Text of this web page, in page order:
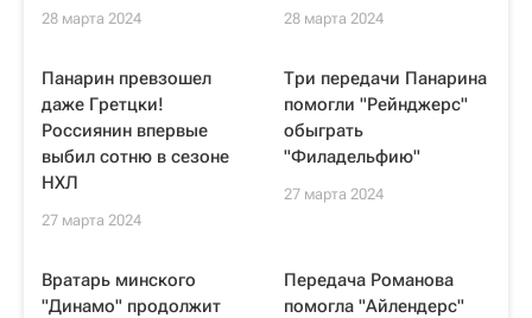
28 марта 2024 28 марта 2024
Панарин превзошел
даже Гретцки!
Россиянин впервые
выбил сотню в сезоне
НХЛ
27 марта 2024
Три передачи Панарина
помогли "Рейнджерс"
обыграть
"Филадельфию"
27 марта 2024
Вратарь минского
"Динамо" продолжит
Передача Романова
помогла "Айлендерс"